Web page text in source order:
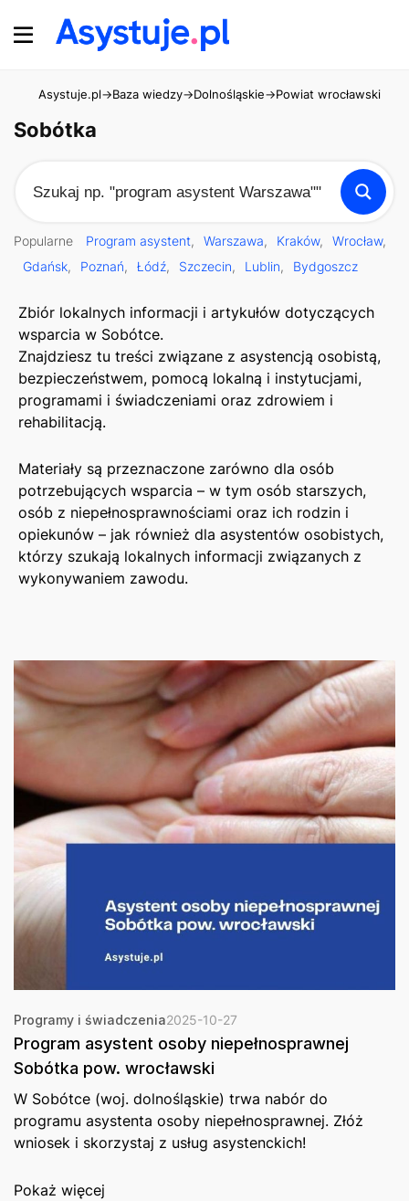
Asystuje.pl→Baza wiedzy→Dolnośląskie→Powiat wrocławski
Sobótka
Popularne Program asystent Warszawa Kraków
Wrocław
Gdańsk
Poznań Łódź Szczecin Lublin Bydgoszcz
Zbiór lokalnych informacji i artykułów dotyczących
wsparcia w Sobótce.
Znajdziesz tu treści związane z asystencją osobistą,
bezpieczeństwem, pomocą lokalną i instytucjami,
programami i świadczeniami oraz zdrowiem i
rehabilitacją.
Materiały są przeznaczone zarówno dla osób
potrzebujących wsparcia – w tym osób starszych,
osób z niepełnosprawnościami oraz ich rodzin i
opiekunów – jak również dla asystentów osobistych,
którzy szukają lokalnych informacji związanych z
wykonywaniem zawodu.
Programy i świadczenia2025-10-27
Program asystent osoby niepełnosprawnej
Sobótka pow. wrocławski
W Sobótce (woj. dolnośląskie) trwa nabór do
programu asystenta osoby niepełnosprawnej. Złóż
wniosek i skorzystaj z usług asystenckich!
Pokaż więcej